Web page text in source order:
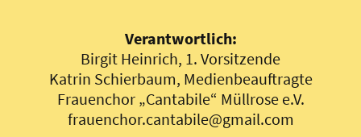
Verantwortlich:
Birgit Heinrich, 1. Vorsitzende
Katrin Schierbaum, Medienbeauftragte
Frauenchor „Cantabile“ Müllrose e.V.
frauenchor.cantabile@gmail.com